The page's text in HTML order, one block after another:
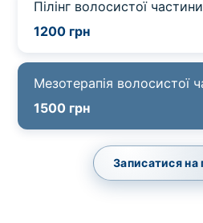
Пілінг волосистої
1200 грн
Мезотерапія волосистої
1500 грн
Записатися